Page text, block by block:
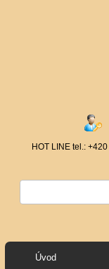
HOT LINE tel.: +420
Úvod